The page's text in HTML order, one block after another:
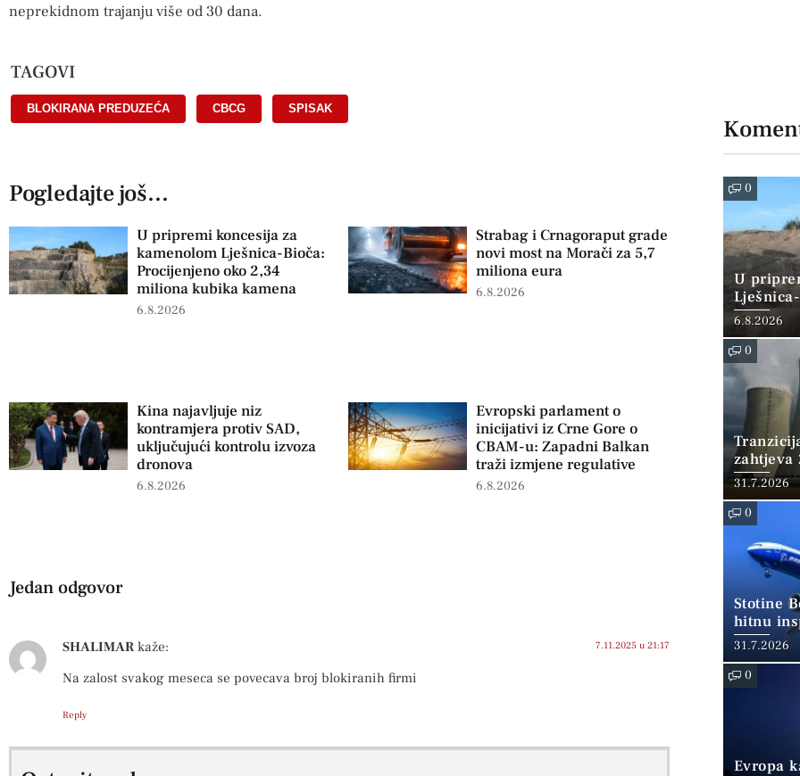
neprekidnom trajanju više od 30 dana.
TAGOVI
BLOKIRANA PREDUZEĆA CBCG SPISAK
Pogledajte još...
U pripremi koncesija za
kamenolom Lješnica-Bioča:
Procijenjeno oko 2,34
miliona kubika kamena
6.8.2026
Strabag i Crnagoraput grade
novi most na Morači za 5,7
miliona eura
6.8.2026
Kina najavljuje niz
kontramjera protiv SAD,
uključujući kontrolu izvoza
dronova
6.8.2026
Evropski parlament o
inicijativi iz Crne Gore o
CBAM-u: Zapadni Balkan
traži izmjene regulative
6.8.2026
Jedan odgovor
SHALIMAR kaže: 7.11.2025 u 21:17
Na zalost svakog meseca se povecava broj blokiranih firmi
Reply
0
U
miliona
6.8.2026
0
WNA
31.7.2026
0
Stotine
hitnu
31.7.2026
0
Evropa